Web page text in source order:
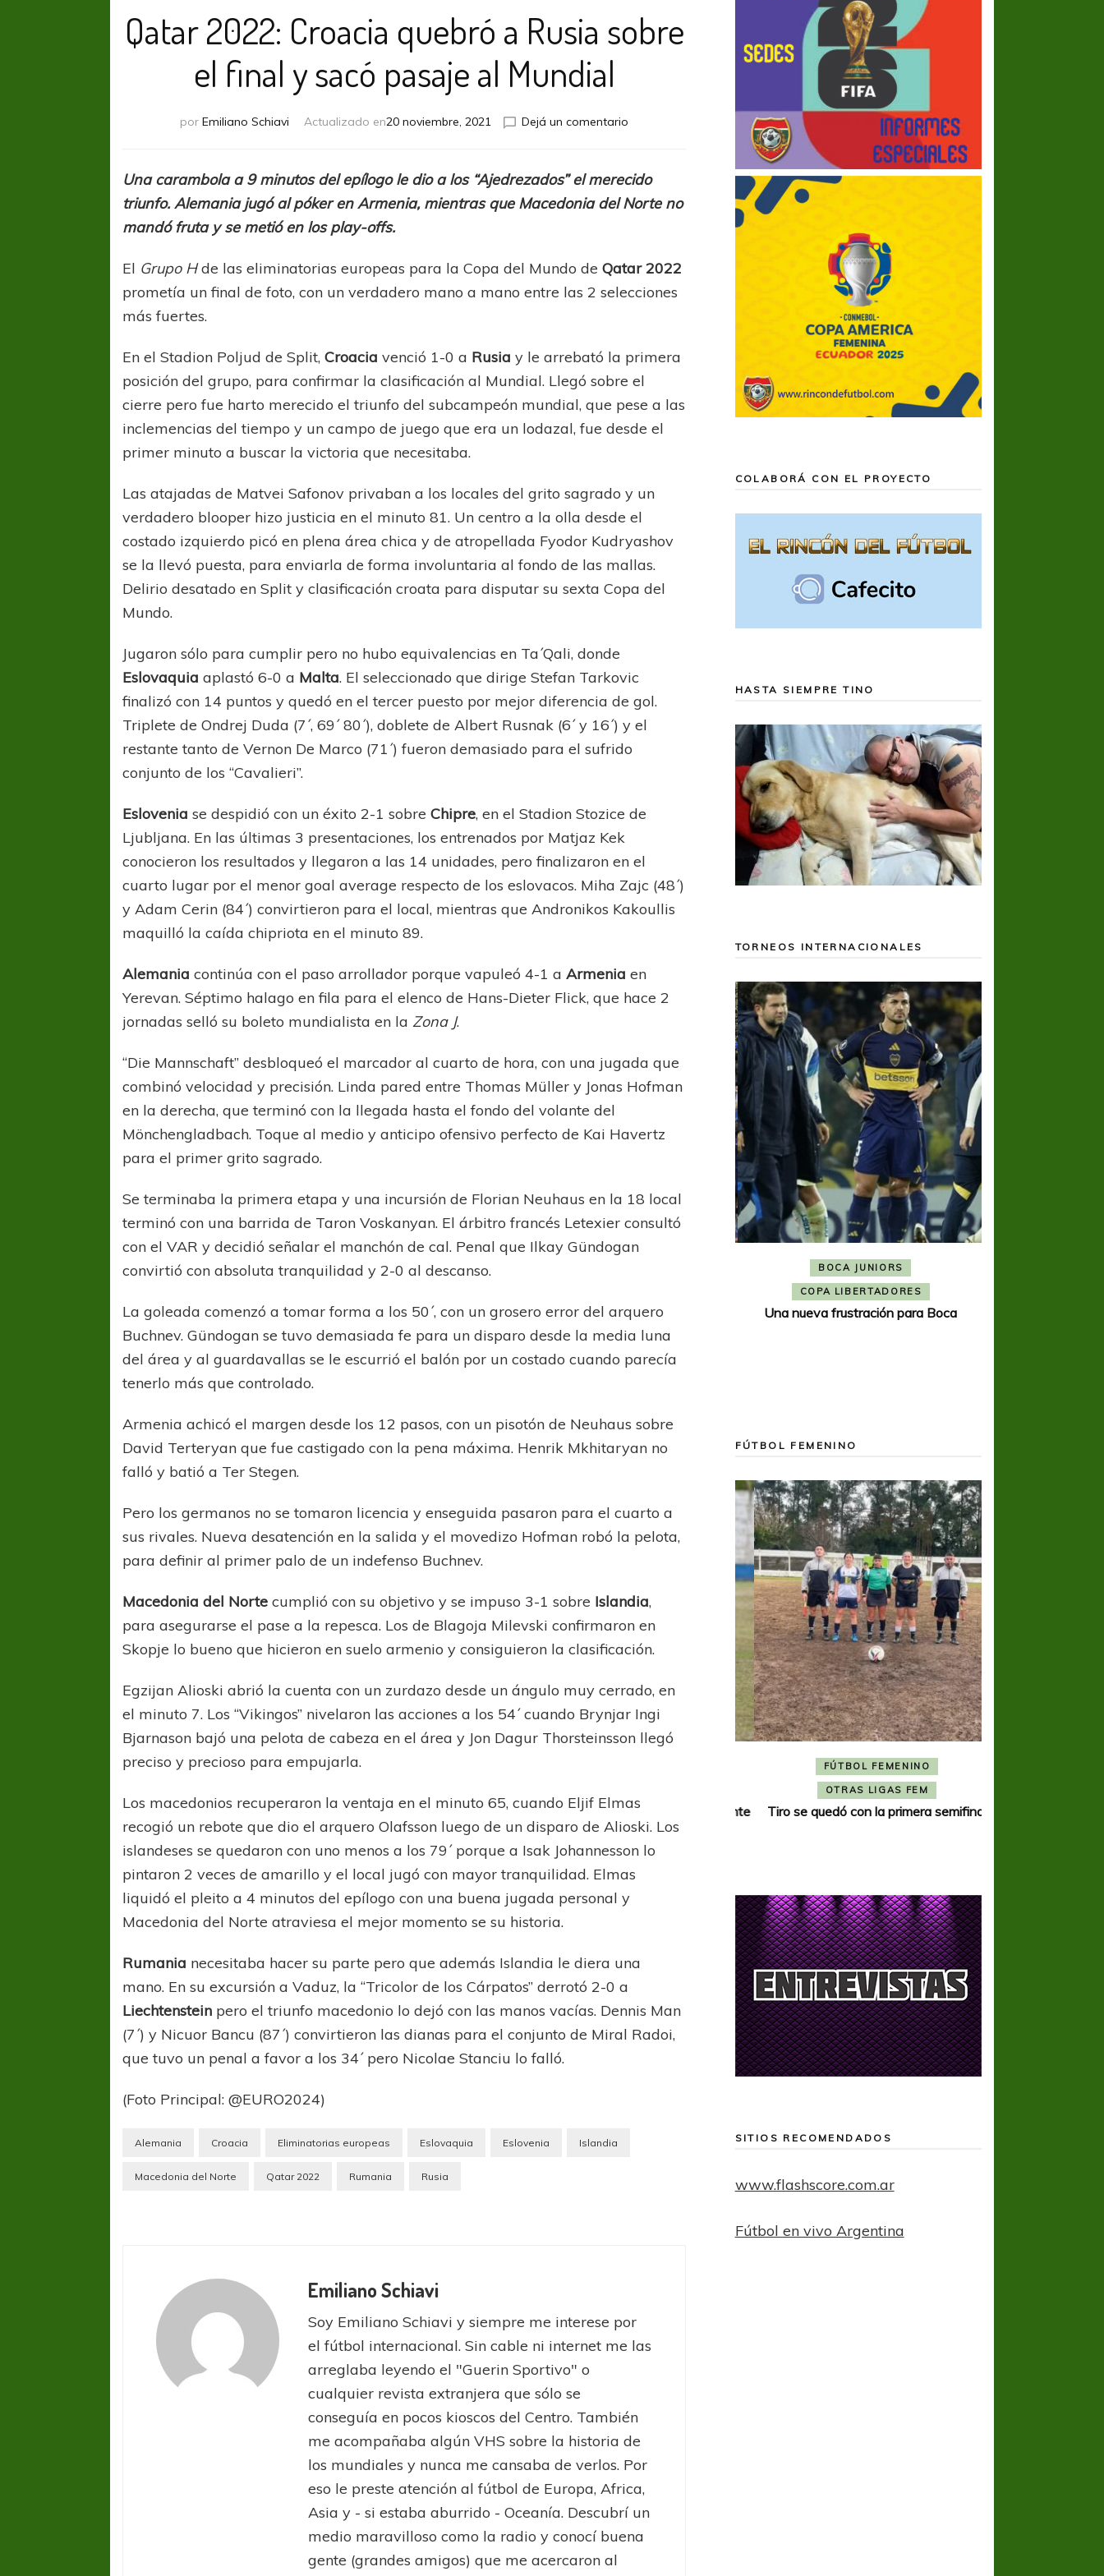
Qatar 2022: Croacia quebró a Rusia sobre
el final y sacó pasaje al Mundial
por Emiliano Schiavi Actualizado en20 noviembre, 2021 Dejá un comentario
Croacia
quebró
a
final
y
Mundial
Una carambola a 9 minutos del epílogo le dio a los “Ajedrezados” el merecido
triunfo. Alemania jugó al póker en Armenia, mientras que Macedonia del Norte no
mandó fruta y se metió en los play-offs.
El Grupo Hde las eliminatorias europeas para la Copa del Mundo deQatar 2022
prometía un final de foto, con un verdadero mano a mano entre las 2 selecciones
más fuertes.
En el Stadion Poljud de Split,Croacia venció 1-0 a Rusia y le arrebató la primera
posición del grupo, para confirmar la clasificación al Mundial. Llegó sobre el
cierre pero fue harto merecido el triunfo del subcampeón mundial, que pese a las
inclemencias del tiempo y un campo de juego que era un lodazal, fue desde el
primer minuto a buscar la victoria que necesitaba.
Las atajadas de Matvei Safonov privaban a los locales del grito sagrado y un
verdadero blooper hizo justicia en el minuto 81. Un centro a la olla desde el
costado izquierdo picó en plena área chica y de atropellada Fyodor Kudryashov
se la llevó puesta, para enviarla de forma involuntaria al fondo de las mallas.
Delirio desatado en Split y clasificación croata para disputar su sexta Copa del
Mundo.
Jugaron sólo para cumplir pero no hubo equivalencias en Ta´Qali, donde
Eslovaquia aplastó 6-0 a Malta. El seleccionado que dirige Stefan Tarkovic
finalizó con 14 puntos y quedó en el tercer puesto por mejor diferencia de gol.
Triplete de Ondrej Duda (7´, 69´ 80´), doblete de Albert Rusnak (6´ y 16´) y el
restante tanto de Vernon De Marco (71´) fueron demasiado para el sufrido
conjunto de los “Cavalieri”.
Eslovenia se despidió con un éxito 2-1 sobreChipre, en el Stadion Stozice de
Ljubljana. En las últimas 3 presentaciones, los entrenados por Matjaz Kek
conocieron los resultados y llegaron a las 14 unidades, pero finalizaron en el
cuarto lugar por el menor goal average respecto de los eslovacos. Miha Zajc (48´)
y Adam Cerin (84´) convirtieron para el local, mientras que Andronikos Kakoullis
maquilló la caída chipriota en el minuto 89.
Alemania continúa con el paso arrollador porque vapuleó 4-1 aArmenia en
Yerevan. Séptimo halago en fila para el elenco de Hans-Dieter Flick, que hace 2
jornadas selló su boleto mundialista en la Zona J.
“Die Mannschaft” desbloqueó el marcador al cuarto de hora, con una jugada que
combinó velocidad y precisión. Linda pared entre Thomas Müller y Jonas Hofman
en la derecha, que terminó con la llegada hasta el fondo del volante del
Mönchengladbach. Toque al medio y anticipo ofensivo perfecto de Kai Havertz
para el primer grito sagrado.
Se terminaba la primera etapa y una incursión de Florian Neuhaus en la 18 local
terminó con una barrida de Taron Voskanyan. El árbitro francés Letexier consultó
con el VAR y decidió señalar el manchón de cal. Penal que Ilkay Gündogan
convirtió con absoluta tranquilidad y 2-0 al descanso.
La goleada comenzó a tomar forma a los 50´, con un grosero error del arquero
Buchnev. Gündogan se tuvo demasiada fe para un disparo desde la media luna
del área y al guardavallas se le escurrió el balón por un costado cuando parecía
tenerlo más que controlado.
Armenia achicó el margen desde los 12 pasos, con un pisotón de Neuhaus sobre
David Terteryan que fue castigado con la pena máxima. Henrik Mkhitaryan no
falló y batió a Ter Stegen.
Pero los germanos no se tomaron licencia y enseguida pasaron para el cuarto a
sus rivales. Nueva desatención en la salida y el movedizo Hofman robó la pelota,
para definir al primer palo de un indefenso Buchnev.
Macedonia del Norte cumplió con su objetivo y se impuso 3-1 sobre Islandia,
para asegurarse el pase a la repesca. Los de Blagoja Milevski confirmaron en
Skopje lo bueno que hicieron en suelo armenio y consiguieron la clasificación.
Egzijan Alioski abrió la cuenta con un zurdazo desde un ángulo muy cerrado, en
el minuto 7. Los “Vikingos” nivelaron las acciones a los 54´ cuando Brynjar Ingi
Bjarnason bajó una pelota de cabeza en el área y Jon Dagur Thorsteinsson llegó
preciso y precioso para empujarla.
Los macedonios recuperaron la ventaja en el minuto 65, cuando Eljif Elmas
recogió un rebote que dio el arquero Olafsson luego de un disparo de Alioski. Los
islandeses se quedaron con uno menos a los 79´ porque a Isak Johannesson lo
pintaron 2 veces de amarillo y el local jugó con mayor tranquilidad. Elmas
liquidó el pleito a 4 minutos del epílogo con una buena jugada personal y
Macedonia del Norte atraviesa el mejor momento se su historia.
Rumania necesitaba hacer su parte pero que además Islandia le diera una
mano. En su excursión a Vaduz, la “Tricolor de los Cárpatos” derrotó 2-0 a
Liechtenstein pero el triunfo macedonio lo dejó con las manos vacías. Dennis Man
(7´) y Nicuor Bancu (87´) convirtieron las dianas para el conjunto de Miral Radoi,
que tuvo un penal a favor a los 34´ pero Nicolae Stanciu lo falló.
(Foto Principal: @EURO2024)
Alemania Croacia Eliminatorias europeas Eslovaquia Eslovenia Islandia
Macedonia del Norte Qatar 2022 Rumania Rusia
Emiliano Schiavi
Soy Emiliano Schiavi y siempre me interese por
el fútbol internacional. Sin cable ni internet me las
arreglaba leyendo el "Guerin Sportivo" o
cualquier revista extranjera que sólo se
conseguía en pocos kioscos del Centro. También
me acompañaba algún VHS sobre la historia de
los mundiales y nunca me cansaba de verlos. Por
eso le preste atención al fútbol de Europa, Africa,
Asia y - si estaba aburrido - Oceanía. Descubrí un
medio maravilloso como la radio y conocí buena
gente (grandes amigos) que me acercaron al
COLABORÁ CON EL PROYECTO
HASTA SIEMPRE TINO
TORNEOS INTERNACIONALES
COPA SUDAMERICANA TIGRE
A pesar de la derrota Tigre avanzó a
Octavos de Final
COPA SUDAMERICANA LANÚS BOCA JUNIORS
COPA LIBERTADORES
Una nueva frustración para Boca
FÚTBOL FEMENINO
FÚTBOL FEMENINO
Ajustada caída de Verónica en Alejandro
Korn
FÚTBOL FEMENINO
Verónica jugará ante Estrella del Sur en el
Federal
Las campeonas festejaron ante su gente
FÚTBOL FEMENINO
OTRAS LIGAS FEM
Tiro se quedó con la primera semifinal
SITIOS RECOMENDADOS
www.flashscore.com.ar
Fútbol en vivo Argentina